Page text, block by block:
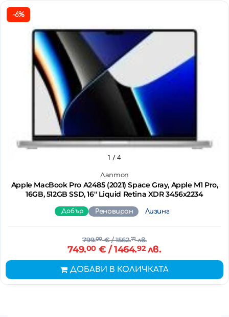
-6%
Лаптоп
Apple MacBook Pro A2485 (2021) Space Gray, Apple M1 Pro,
16GB, 512GB SSD, 16'' Liquid Retina XDR 3456x2234
1 / 4
Добър Реновиран Лизинг
799.00€/ 1562.71лв.
749.00€ / 1464.92лв.
ДОБАВИ В КОЛИЧКАТА